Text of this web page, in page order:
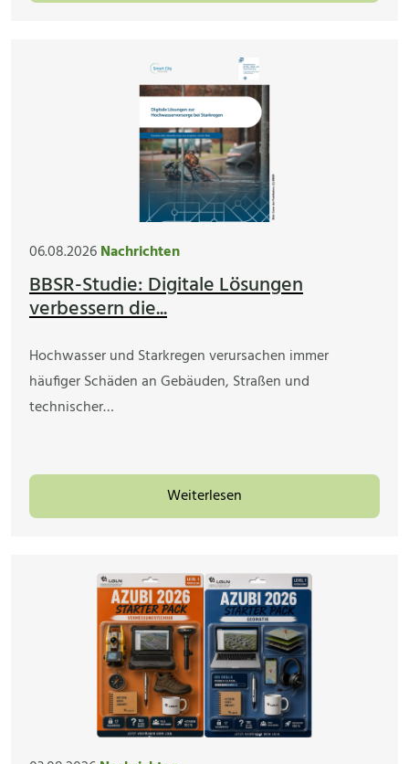
06.08.2026Nachrichten
BBSR-Studie: Digitale Lösungen
verbessern die...
Hochwasser und Starkregen verursachen immer
häufiger Schäden an Gebäuden, Straßen und
technischer…
Weiterlesen